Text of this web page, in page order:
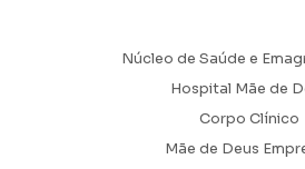
Núcleo de Saúde e
Hospital Mãe de
Corpo Clínico
Mãe de Deus